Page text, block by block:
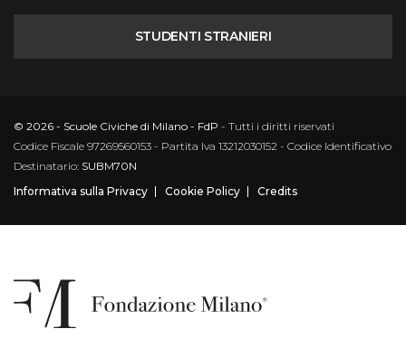
STUDENTI STRANIERI
© 2026 - Scuole Civiche di Milano - FdP - Tutti i diritti riservati
Codice Fiscale 97269560153 - Partita Iva 13212030152 - Codice Identificativo
Destinatario: SUBM70N
Informativa sulla Privacy
Cookie Policy Credits